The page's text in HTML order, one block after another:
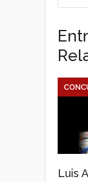
Luis